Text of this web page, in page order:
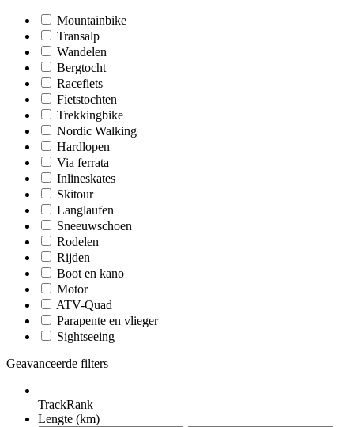
Mountainbike
Transalp
Wandelen
Bergtocht
Racefiets
Fietstochten
Trekkingbike
Nordic Walking
Hardlopen
Via ferrata
Inlineskates
Skitour
Langlaufen
Sneeuwschoen
Rodelen
Rijden
Boot en kano
Motor
ATV-Quad
Parapente en vlieger
Sightseeing
Geavanceerde filters
TrackRank
Lengte (km)